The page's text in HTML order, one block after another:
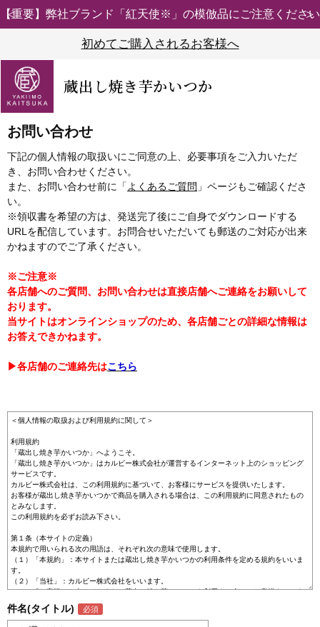
【重要】弊社ブランド「紅天使※」の模倣品にご注意ください
初めてご購入されるお客様へ
蔵出し焼き芋かいつか
お問い合わせ
下記の個人情報の取扱いにご同意の上、必要事項をご入力いただ
き、お問い合わせください。
また、お問い合わせ前に「 よくあるご質問 」ページもご確認くださ
い。
※領収書を希望の方は、発送完了後にご自身でダウンロードする
URLを配信しています。お問合せいただいても郵送のご対応が出来
かねますのでご了承ください。
※ご注意※
各店舗へのご質問、お問い合わせは直接店舗へご連絡をお願いして
おります。
当サイトはオンラインショップのため、各店舗ごとの詳細な情報は
お答えできかねます。
▶各店舗のご連絡先はこちら
件名(タイトル)